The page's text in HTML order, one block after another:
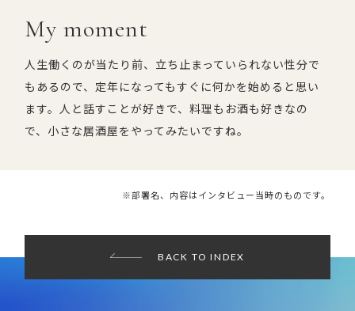
My moment
人生働くのが当たり前、立ち止まっていられない性分で
もあるので、定年になってもすぐに何かを始めると思い
ます。人と話すことが好きで、料理もお酒も好きなの
で、小さな居酒屋をやってみたいですね。
※部署名、内容はインタビュー当時のものです。
BACK TO INDEX